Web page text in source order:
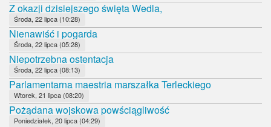
Z okazji dzisiejszego święta Wedla,
Środa, 22 lipca (10:28)
Nienawiść i pogarda
Środa, 22 lipca (05:28)
Niepotrzebna ostentacja
Środa, 22 lipca (08:13)
Parlamentarna maestria marszałka Terleckiego
Wtorek, 21 lipca (08:20)
Pożądana wojskowa powściągliwość
Poniedziałek, 20 lipca (04:29)